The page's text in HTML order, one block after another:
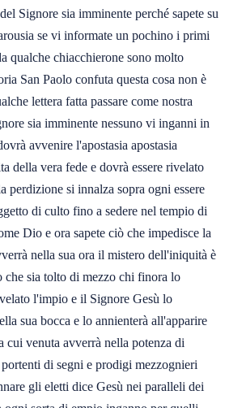
Signore sia imminente perché sapete su
se vi informate un pochino i primi
qualche chiacchierone sono molto
San Paolo confuta questa cosa non è
lettera fatta passare come nostra
sia imminente nessuno vi inganni in
avvenire l'apostasia apostasia
della vera fede e dovrà essere rivelato
si innalza sopra ogni essere
di culto fino a sedere nel tempio di
Dio e ora sapete ciò che impedisce la
nella sua ora il mistero dell'iniquità è
che sia tolto di mezzo chi finora lo
l'impio e il Signore Gesù lo
sua bocca e lo annienterà all'apparire
cui venuta avverrà nella potenza di
di segni e prodigi mezzognieri
gli eletti dice Gesù nei paralleli dei